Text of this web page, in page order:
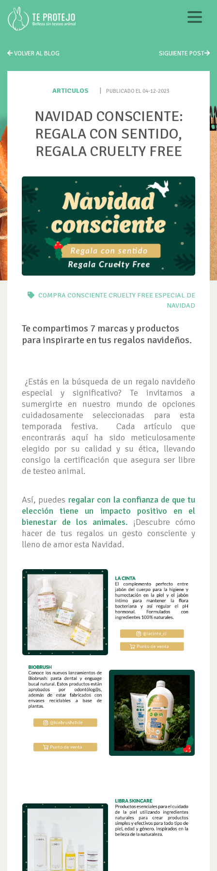
VOLVER AL BLOG SIGUIENTE POST
ARTICULOS PUBLICADO EL 04-12-2023
NAVIDAD CONSCIENTE:
REGALA CON SENTIDO,
REGALA CRUELTY FREE
COMPRA CONSCIENTECRUELTY FREE ESPECIAL DE
NAVIDAD
Te compartimos 7 marcas y productos
para inspirarte en tus regalos navideños.
¿Estás en la búsqueda de un regalo navideño
especial y significativo? Te invitamos a
sumergirte en nuestro mundo de opciones
cuidadosamente seleccionadas para esta
temporada festiva. Cada artículo que
encontrarás aquí ha sido meticulosamente
elegido por su calidad y su ética, llevando
consigo la certificación que asegura ser libre
de testeo animal.
Así, puedes regalar con la confianza de que tu
elección tiene un impacto positivo en el
bienestar de los animales. ¡Descubre cómo
hacer de tus regalos un gesto consciente y
lleno de amor esta Navidad.